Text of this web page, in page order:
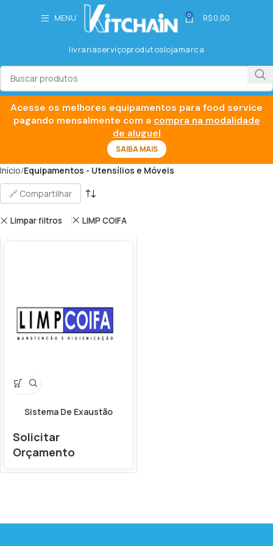
MENU 0 R$0,00
livrariaserviçoprodutoslojamarca
Início Equipamentos - Utensílios e Móveis
🔗 Compartilhar
Limpar filtros LIMP COIFA
Sistema De Exaustão
Solicitar
Orçamento
Acesse os melhores equipamentos para food service
pagando mensalmente com a compra na modalidade
de aluguel
SAIBA MAIS